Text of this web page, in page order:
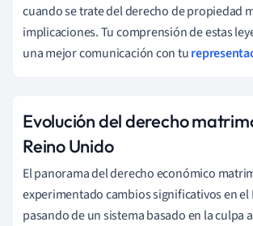
cuando se trate del derecho de propiedad
implicaciones. Tu comprensión de estas
una mejor comunicación con tu
Evolución del derecho
Reino Unido
El panorama del derecho económico
experimentado cambios significativos en el
pasando de un sistema basado en la culpa